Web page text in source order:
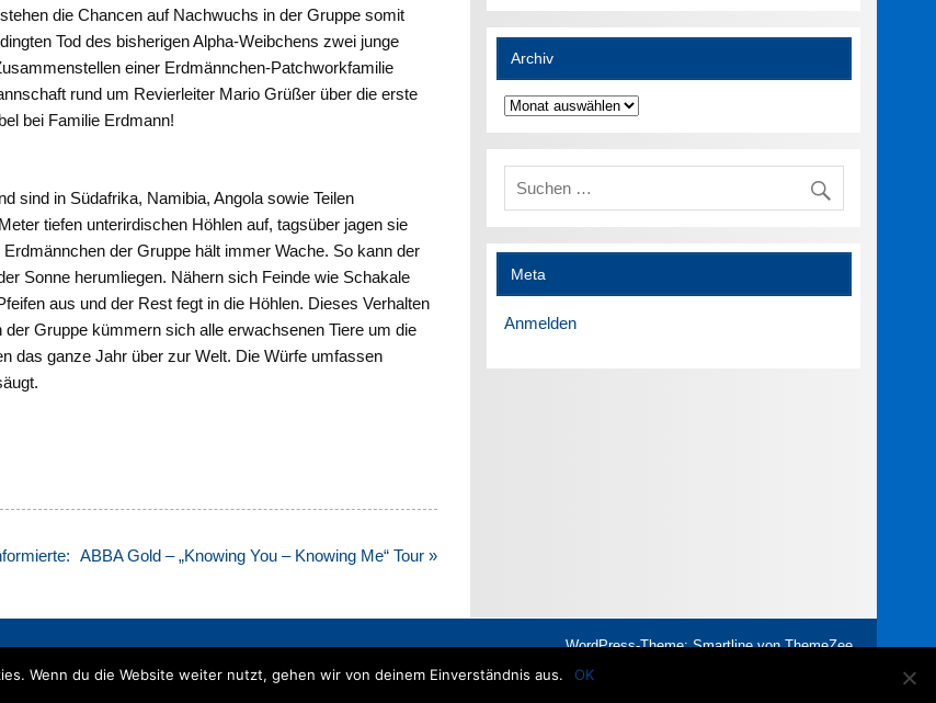
die Chancen auf Nachwuchs in der Gruppe somit
Tod des bisherigen Alpha-Weibchens zwei junge
einer Erdmännchen-Patchworkfamilie
rund um Revierleiter Mario Grüßer über die erste
bei Familie Erdmann!
sind in Südafrika, Namibia, Angola sowie Teilen
tiefen unterirdischen Höhlen auf, tagsüber jagen sie
der Gruppe hält immer Wache. So kann der
Sonne herumliegen. Nähern sich Feinde wie Schakale
aus und der Rest fegt in die Höhlen. Dieses Verhalten
Gruppe kümmern sich alle erwachsenen Tiere um die
das ganze Jahr über zur Welt. Die Würfe umfassen
ABBA Gold – „Knowing You – Knowing Me“ Tour »
Archiv
Archiv
Meta
Anmelden
WordPress-Theme: Smartline von ThemeZee.
Wenn du die Website weiter nutzt, gehen wir von deinem Einverständnis aus. OK